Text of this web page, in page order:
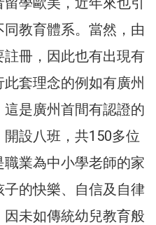
教育體系。當然，由
冊，因此也有出現有
套理念的例如有廣州
是廣州首間有認證的
設八班，共150多位
業為中小學老師的家
的快樂、自信及自律
未如傳統幼兒教育般